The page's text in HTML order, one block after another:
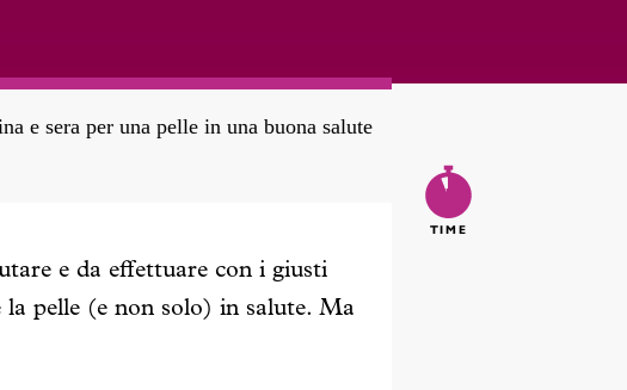
e sera per una pelle in una buona salute
e da effettuare con i giusti
pelle (e non solo) in salute. Ma
5
TIME